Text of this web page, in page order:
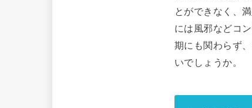
とができなく、
には風邪などコ
期にも関わらず
いでしょうか。